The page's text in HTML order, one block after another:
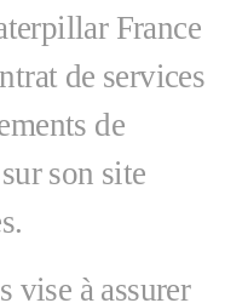
France
de services
de
son site
vise à assurer